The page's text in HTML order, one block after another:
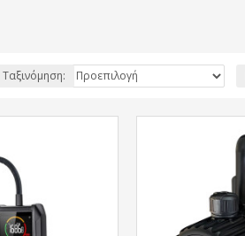
Ταξινόμηση: